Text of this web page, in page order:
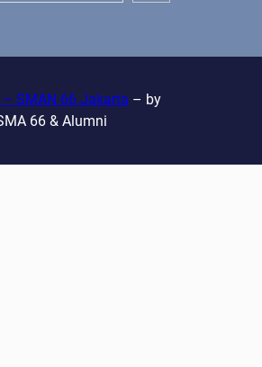
SMAN 66 Jakarta – by
66 & Alumni